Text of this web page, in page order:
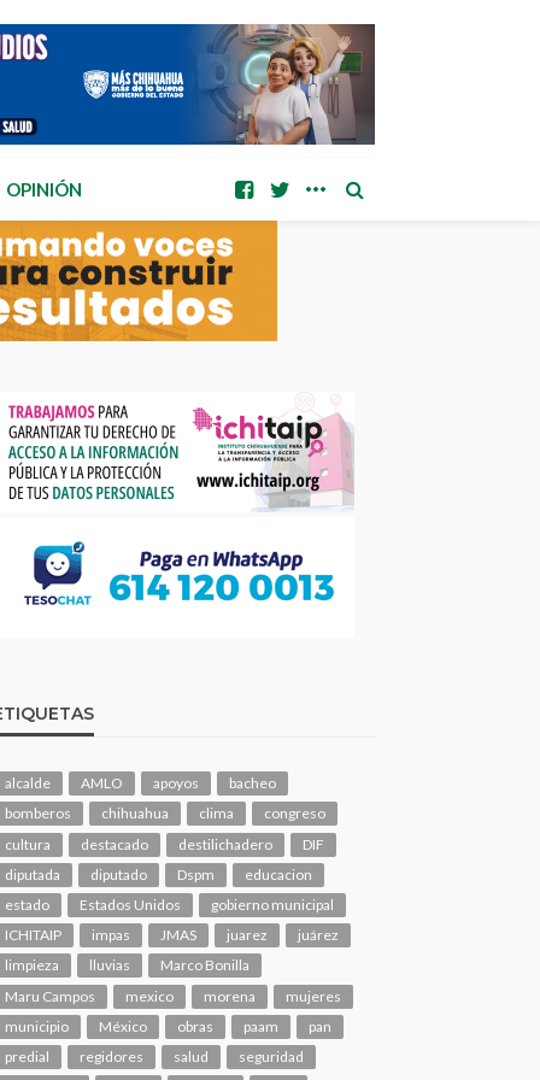
OPINIÓN
alcalde AMLO apoyos
bacheo
bomberos
chihuahua clima
congreso
cultura
destacado destilichadero
DIF
diputada
diputado Dspm
educacion
estado
Estados Unidos
gobierno municipal
ICHITAIP
impas JMAS juarez
juárez
limpieza
lluvias
Marco Bonilla
Maru Campos
mexico morena
mujeres
municipio
México obras paam
pan
predial
regidores salud
seguridad